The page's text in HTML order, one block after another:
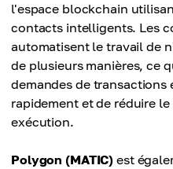
l'espace blockchain
contacts intelligents. Les
automatisent le travail de
de plusieurs manières, ce
demandes de
rapidement et de réduire
exécution.
Polygon (MATIC) est